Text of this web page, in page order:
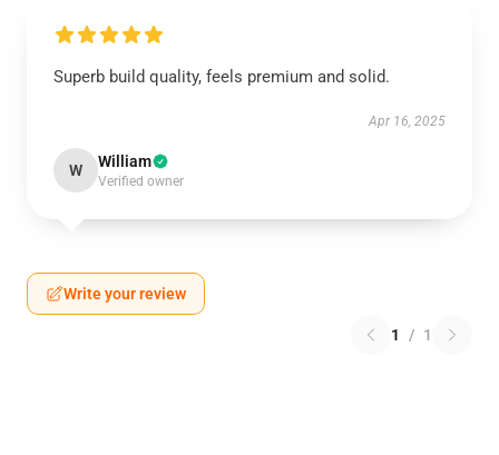
Superb build quality, feels premium and solid.
Apr 16, 2025
W William
Verified owner
Write your review
1 / 1